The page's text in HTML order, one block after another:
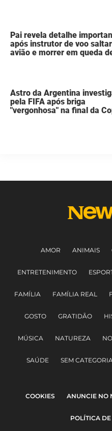
Pai revela detalhe
após instrutor de voo
avião e morrer em queda
Astro da Argentina
pela FIFA após briga
"vergonhosa" na final da
AMOR ANIMAIS
ENTRETENIMENTO
FAMÍLIA FAMÍLIA REAL
GOSTO GRATIDÃO
MÚSICA NATUREZA
SAÚDE SEM
COOKIES ANUNCIE NO
POLÍTICA